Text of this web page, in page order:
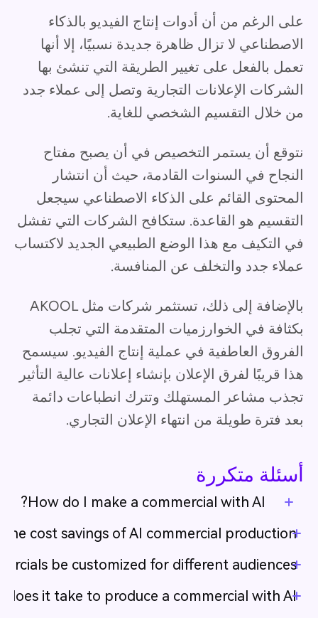
على الرغم من أن أدوات إنتاج الفيديو بالذكاء
الاصطناعي لا تزال ظاهرة جديدة نسبيًا، إلا أنها
تعمل بالفعل على تغيير الطريقة التي تنشئ بها
الشركات الإعلانات التجارية وتصل إلى عملاء جدد
من خلال التقسيم الشخصي للغاية.
نتوقع أن يستمر التخصيص في أن يصبح مفتاح
النجاح في السنوات القادمة، حيث أن انتشار
المحتوى القائم على الذكاء الاصطناعي سيجعل
التقسيم هو القاعدة. ستكافح الشركات التي تفشل
في التكيف مع هذا الوضع الطبيعي الجديد لاكتساب
عملاء جدد والتخلف عن المنافسة.
بالإضافة إلى ذلك، تستثمر شركات مثل AKOOL
بكثافة في الخوارزميات المتقدمة التي تجلب
الفروق العاطفية في عملية إنتاج الفيديو. سيسمح
هذا قريبًا لفرق الإعلان بإنشاء إعلانات عالية التأثير
تجذب مشاعر المستهلك وتترك انطباعات دائمة
بعد فترة طويلة من انتهاء الإعلان التجاري.
أسئلة متكررة
How do I make a commercial with AI?
cost savings of AI commercial production?
be customized for different audiences?
it take to produce a commercial with AI?